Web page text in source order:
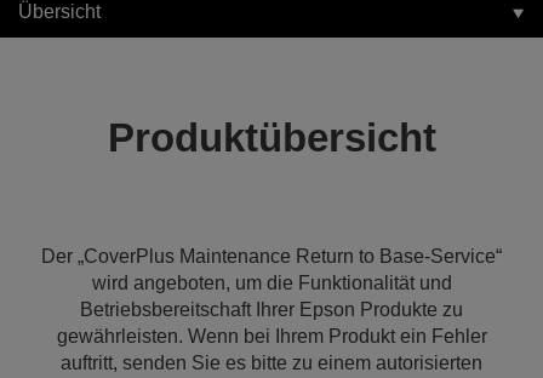
Übersicht
Produktübersicht
Der „CoverPlus Maintenance Return to Base-Service“
wird angeboten, um die Funktionalität und
Betriebsbereitschaft Ihrer Epson Produkte zu
gewährleisten. Wenn bei Ihrem Produkt ein Fehler
auftritt, senden Sie es bitte zu einem autorisierten